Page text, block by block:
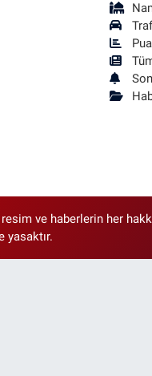
ve haberlerin her
yasaktır.